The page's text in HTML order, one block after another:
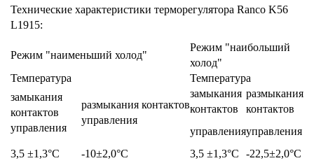
Технические характеристики терморегулятора Ranco K56
L1915:
Режим "наименьший холод"
Режим "наибольший
холод"
Температура
Температура
замыкания
контактов
управления
размыкания контактов
управления
замыкания
контактов
управления
размыкания
контактов
управления
3,5 ±1,3°С
-10±2,0°С 3,5 ±1,3°С -22,5±2,0°С